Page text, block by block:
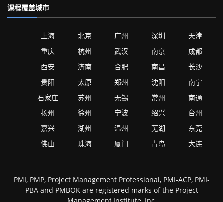
课程覆盖城市
上海 北京 广州 深圳
天津
重庆
杭州 武汉 南京
成都
西安
济南 合肥 南昌
长沙
贵阳
太原 郑州 沈阳
南宁
石家庄
苏州 无锡 常州
南通
扬州
徐州 宁波 绍兴
台州
嘉兴
湖州 温州 芜湖
东莞
佛山
珠海 厦门 青岛 大连
PMI, PMP, Project Management Professional, PMI-ACP, PMI-
PBA and PMBOK are registered marks of the Project